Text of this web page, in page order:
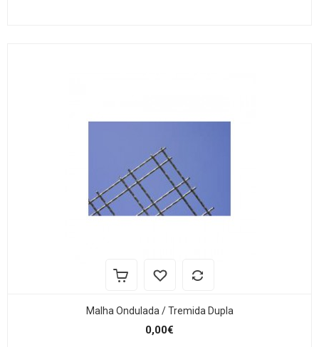
Malha Ondulada / Tremida Dupla
0,00€